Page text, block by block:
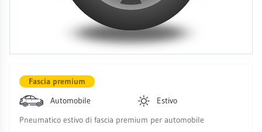
Fascia premium
Automobile
Estivo
Pneumatico estivo di fascia premium per automobile